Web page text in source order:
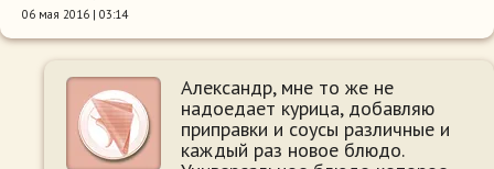
06 мая 2016 | 03:14
Александр, мне то же не
надоедает курица, добавляю
приправки и соусы различные и
каждый раз новое блюдо.